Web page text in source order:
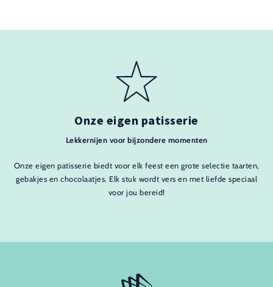
Onze eigen patisserie
Lekkernijen voor bijzondere momenten
Onze eigen patisserie biedt voor elk feest een grote selectie taarten,
gebakjes en chocolaatjes. Elk stuk wordt vers en met liefde speciaal
voor jou bereid!